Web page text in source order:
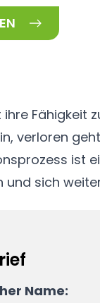
Fähigkeit
verloren
ist
und sich
Name: